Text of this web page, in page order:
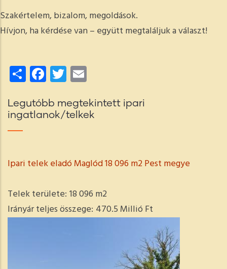
Szakértelem, bizalom, megoldások.
Hívjon, ha kérdése van – együtt megtaláljuk a választ!
ShareFacebook
Twitter
Legutóbb megtekintett ipari
ingatlanok/telkek
Ipari telek eladó Maglód 18 096 m2 Pest megye
Telek területe: 18 096 m2
Irányár teljes összege: 470.5 Millió Ft